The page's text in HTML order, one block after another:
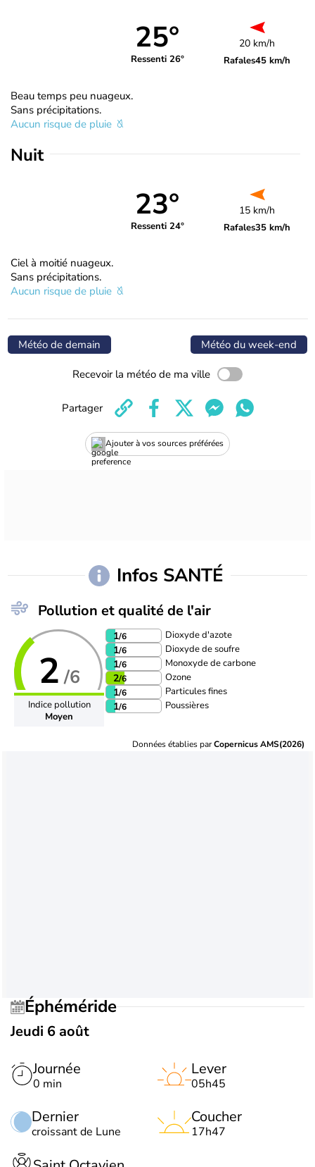
25°
Ressenti 26°
20 km/h
Rafales45 km/h
Beau temps peu nuageux.
Sans précipitations.
Aucun risque de pluie
Nuit
23°
Ressenti 24°
15 km/h
Rafales35 km/h
Ciel à moitié nuageux.
Sans précipitations.
Aucun risque de pluie
Météo de demain Météo du week-end
Recevoir la météo de ma ville
Ajouter à vos sources préférées
Partager
Infos SANTÉ
Pollution et qualité de l'air
2 /6
Indice pollution
Moyen
1/6 Dioxyde d'azote
1/6 Dioxyde de soufre
1/6 Monoxyde de carbone
2/6 Ozone
1/6 Particules fines
1/6 Poussières
Données établies parCopernicus AMS(2026)
Éphéméride
Jeudi 6 août
Journée
0 min
Dernier
croissant de Lune
Lever
05h45
Coucher
17h47